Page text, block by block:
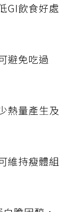
GI飲食好處
避免吃過
熱量產生及
維持瘦體組